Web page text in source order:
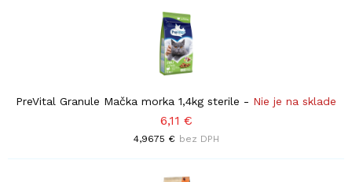
PreVital Granule Mačka morka 1,4kg sterile - Nie je na sklade
6,11 €
4,9675 € bez DPH